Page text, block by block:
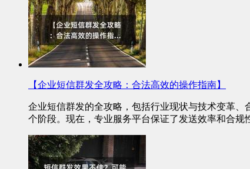
【企业短信群发全攻略：合法高效的操作指南】
企业短信群发的全攻略，包括行业现状与技术变革
个阶段。现在，专业服务平台保证了发送效率和合